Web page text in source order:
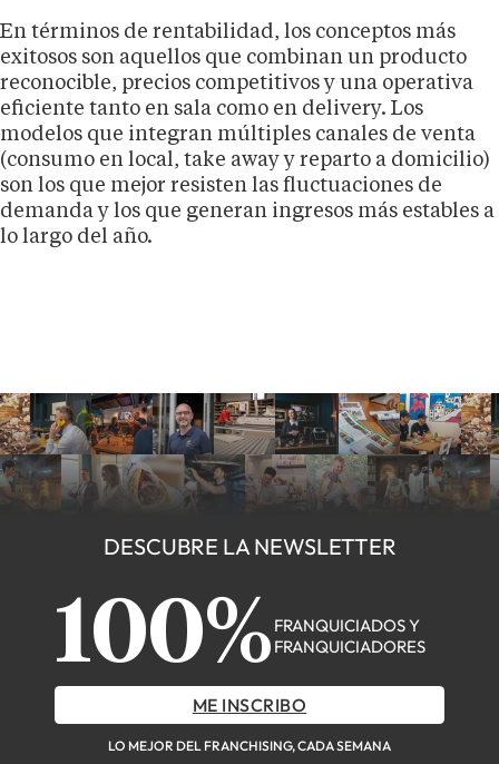
En términos de rentabilidad, los conceptos más
exitosos son aquellos que combinan un producto
reconocible, precios competitivos y una operativa
eficiente tanto en sala como en delivery. Los
modelos que integran múltiples canales de venta
(consumo en local, take away y reparto a domicilio)
son los que mejor resisten las fluctuaciones de
demanda y los que generan ingresos más estables a
lo largo del año.
DESCUBRE LA NEWSLETTER
100% FRANQUICIADOS Y
FRANQUICIADORES
ME INSCRIBO
LO MEJOR DEL FRANCHISING, CADA SEMANA